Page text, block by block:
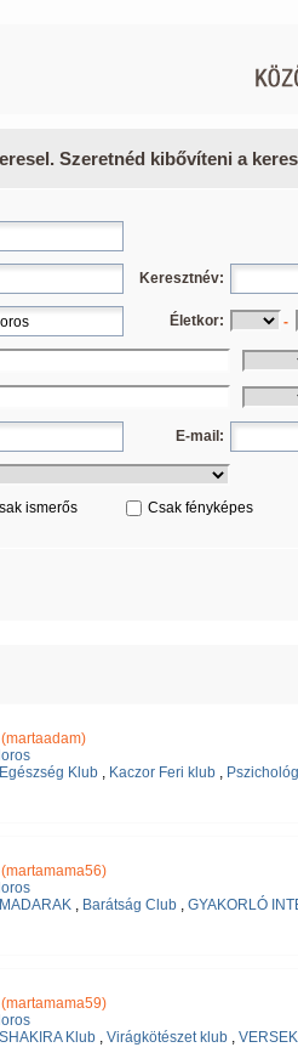
Szeretnéd kibővíteni a
Keresztnév:
Életkor: -
E-mail:
ismerős
Csak fényképes
Egészség Klub, Kaczor Feri klub,
MADARAK, Barátság Club, GYAKORLÓ
SHAKIRA Klub, Virágkötészet klub,